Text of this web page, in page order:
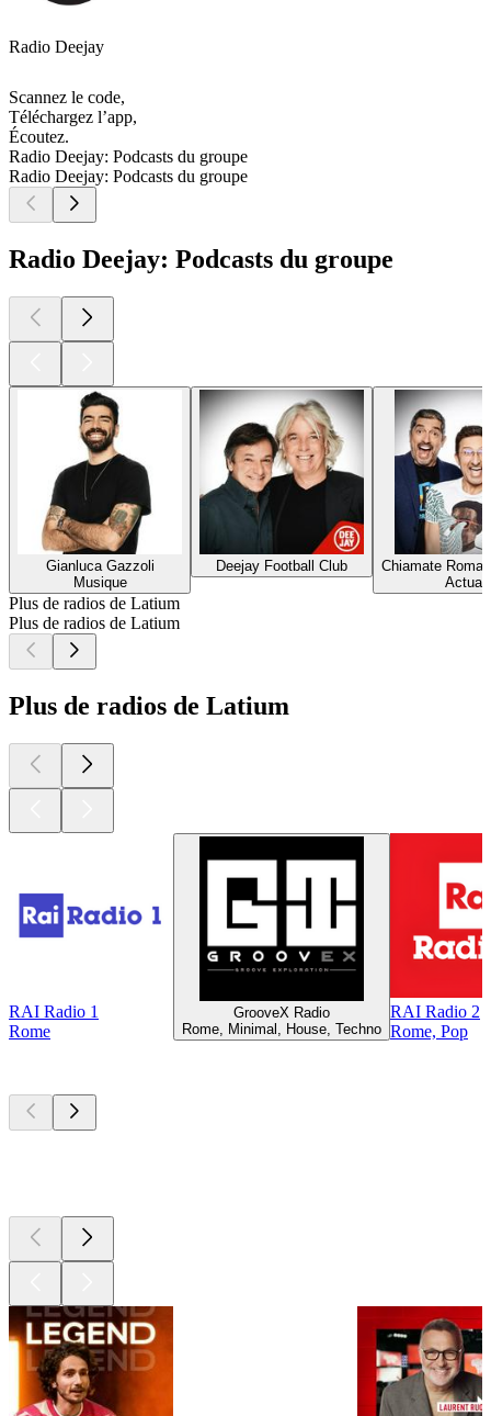
Radio Deejay
Scannez le code,
Téléchargez l’app,
Écoutez.
Radio Deejay: Podcasts du groupe
Radio Deejay: Podcasts du groupe
Radio Deejay: Podcasts du groupe
Gianluca Gazzoli
Musique
Deejay Football Club
Chiamate Roma
Plus de radios de Latium
Plus de radios de Latium
Plus de radios de Latium
RAI Radio 1
Rome
GrooveX Radio
Rome, Minimal, House, Techno
RAI Radio 2
Rome, Pop